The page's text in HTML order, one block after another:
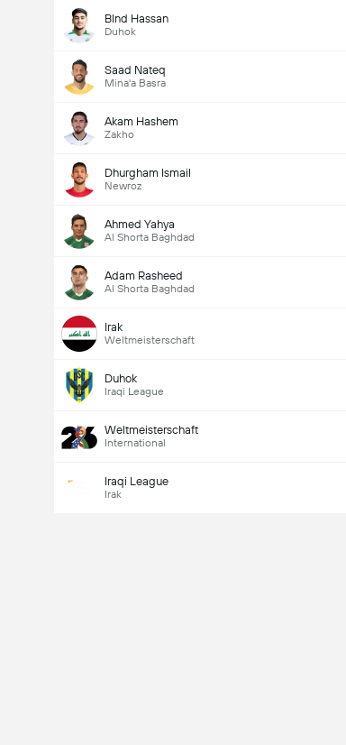
Blnd Hassan
Duhok
Saad Nateq
Mina'a Basra
Akam Hashem
Zakho
Dhurgham Ismail
Newroz
Ahmed Yahya
Al Shorta Baghdad
Adam Rasheed
Al Shorta Baghdad
Irak
Weltmeisterschaft
Duhok
Iraqi League
Weltmeisterschaft
International
Iraqi League
Irak